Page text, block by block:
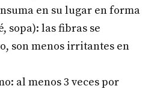
en su lugar en forma
sopa): las fibras se
son menos irritantes en
al menos 3 veces por